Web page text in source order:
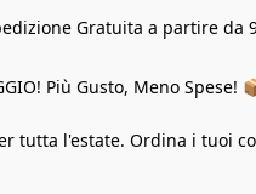
Gratuita a partire da
Più Gusto, Meno Spese!
tutta l'estate. Ordina i tuoi